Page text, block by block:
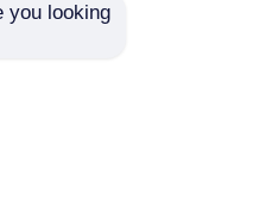
중국 공장.Copyright ©
you looking